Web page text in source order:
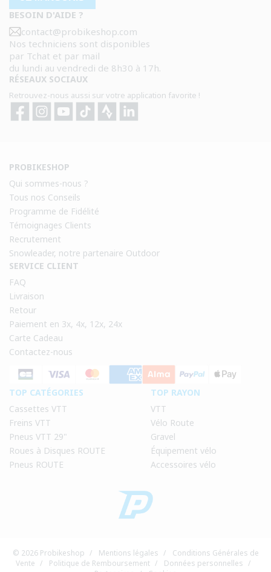
BESOIN D'AIDE ?
contact@probikeshop.com
Nos techniciens sont disponibles
par Tchat et par mail
du lundi au vendredi de 8h30 à 17h.
RÉSEAUX SOCIAUX
Retrouvez-nous aussi sur votre application favorite !
FacebookInstagramYouTubeTikTok Strava Strava
PROBIKESHOP
Qui sommes-nous ?
Tous nos Conseils
Programme de Fidélité
Témoignages Clients
Recrutement
Snowleader, notre partenaire Outdoor
SERVICE CLIENT
FAQ
Livraison
Retour
Paiement en 3x, 4x, 12x, 24x
Carte Cadeau
Contactez-nous
TOP CATÉGORIES
Cassettes VTT
Freins VTT
Pneus VTT 29"
Roues à Disques ROUTE
Pneus ROUTE
TOP RAYON
VTT
Vélo Route
Gravel
Équipement vélo
Accessoires vélo
© 2026 Probikeshop / Mentions légales /
Conditions Générales de
Vente / Politique de Remboursement / Données personnelles /